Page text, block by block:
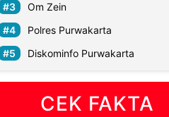
Om Zein
Polres Purwakarta
Diskominfo Purwakarta
CEK FAKTA